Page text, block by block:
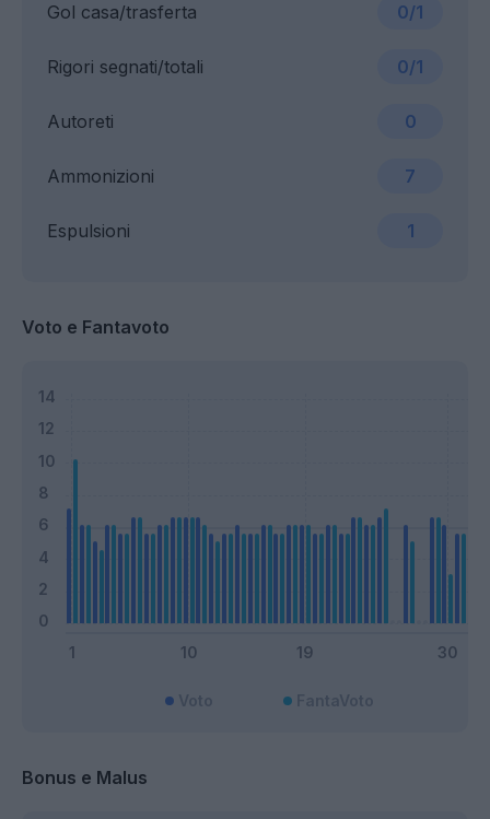
Gol casa/trasferta 0/1
Ammonizioni 7
Rigori segnati/totali 0/1
Espulsioni 1
Autoreti 0
Voto e Fantavoto
Bonus e Malus